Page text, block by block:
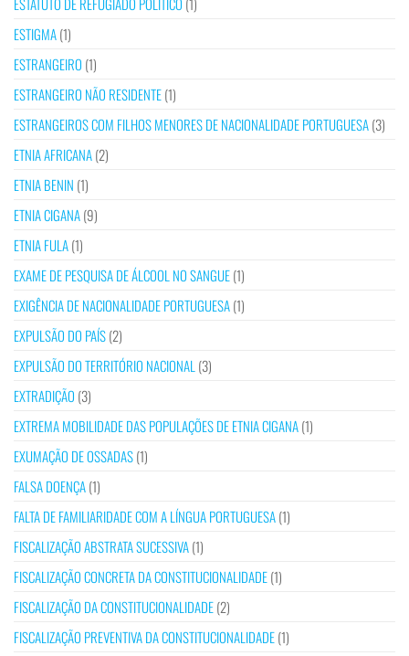
ESTIGMA(1)
ESTRANGEIRO (1)
ESTRANGEIRO NÃO RESIDENTE(1)
ESTRANGEIROS COM FILHOS MENORES DE NACIONALIDADE PORTUGUESA(3)
ETNIA AFRICANA(2)
ETNIA BENIN (1)
ETNIA CIGANA(9)
ETNIA FULA(1)
EXAME DE PESQUISA DE ÁLCOOL NO SANGUE(1)
EXIGÊNCIA DE NACIONALIDADE PORTUGUESA(1)
EXPULSÃO DO PAÍS(2)
EXPULSÃO DO TERRITÓRIO NACIONAL (3)
EXTRADIÇÃO (3)
EXTREMA MOBILIDADE DAS POPULAÇÕES DE ETNIA CIGANA(1)
EXUMAÇÃO DE OSSADAS(1)
FALSA DOENÇA(1)
FALTA DE FAMILIARIDADE COM A LÍNGUA PORTUGUESA(1)
FISCALIZAÇÃO ABSTRATA SUCESSIVA(1)
FISCALIZAÇÃO CONCRETA DA CONSTITUCIONALIDADE(1)
FISCALIZAÇÃO DA CONSTITUCIONALIDADE(2)
FISCALIZAÇÃO PREVENTIVA DA CONSTITUCIONALIDADE(1)